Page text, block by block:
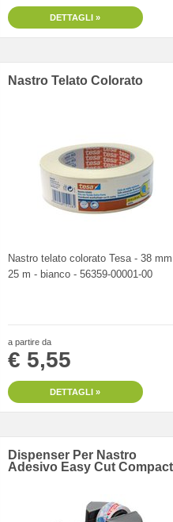
DETTAGLI »
Nastro Telato Colorato
Nastro telato colorato Tesa - 38
25 m - bianco - 56359-00001-00
a partire da
€ 5,55
DETTAGLI »
Dispenser Per Nastro
Adesivo Easy Cut Compact